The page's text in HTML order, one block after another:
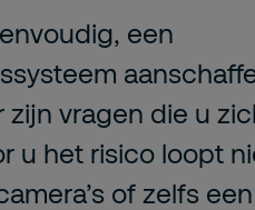
een
zijn vragen die u
u het risico loopt
of zelfs